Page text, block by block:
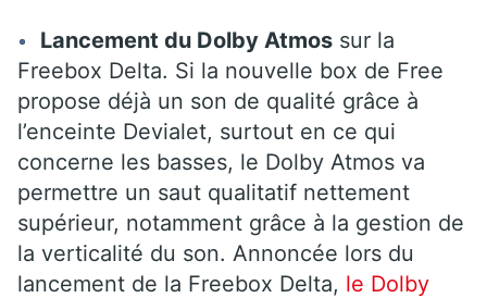
Lancement du Dolby Atmos sur la
Freebox Delta. Si la nouvelle box de Free
propose déjà un son de qualité grâce à
l’enceinte Devialet, surtout en ce qui
concerne les basses, le Dolby Atmos va
permettre un saut qualitatif nettement
supérieur, notamment grâce à la gestion de
la verticalité du son. Annoncée lors du
lancement de la Freebox Delta, le Dolby